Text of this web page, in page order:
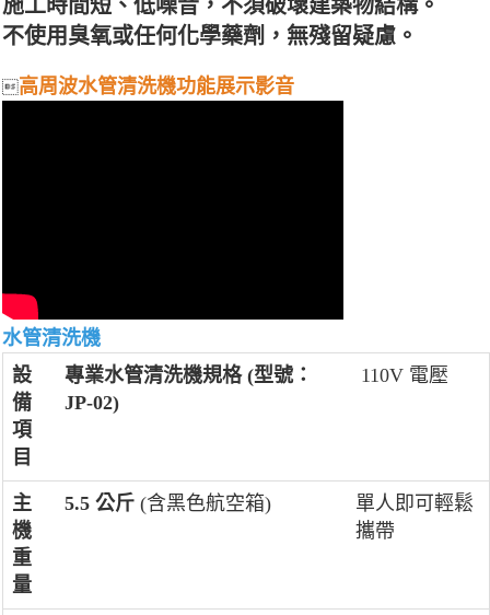
施工時間短、低噪音，不須破壞建築物結構。
不使用臭氧或任何化學藥劑，無殘留疑慮。
高周波水管清洗機功能展示影音
水管清洗機
設
備
項
目
專業水管清洗機規格 (型號：
JP-02)
110V 電壓
主
機
重
量
5.5 公斤 (含黑色航空箱)
單人即可輕鬆
攜帶